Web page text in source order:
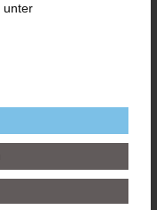
mit einem
Zugleich
diesjährigen
aktuellen
unter